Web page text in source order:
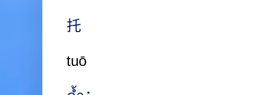
托
tuō